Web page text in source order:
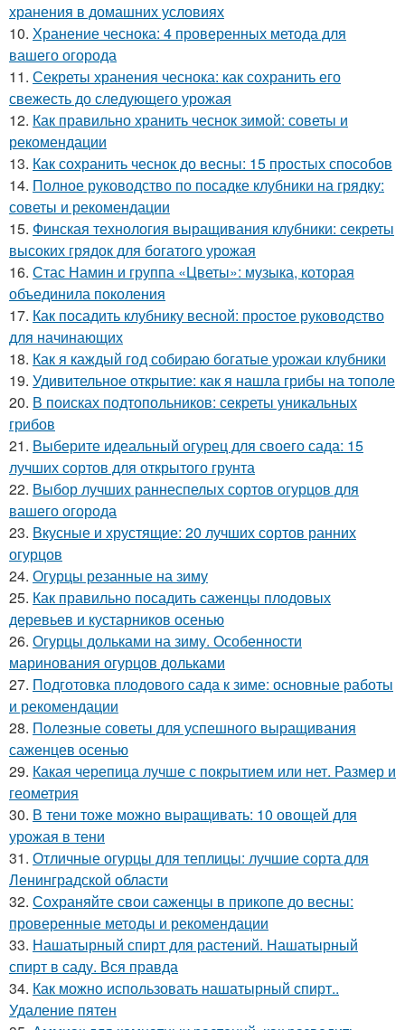
хранения в домашних условиях
10. Хранение чеснока: 4 проверенных метода для
вашего огорода
11. Секреты хранения чеснока: как сохранить его
свежесть до следующего урожая
12. Как правильно хранить чеснок зимой: советы и
рекомендации
13. Как сохранить чеснок до весны: 15 простых способов
14. Полное руководство по посадке клубники на грядку:
советы и рекомендации
15. Финская технология выращивания клубники: секреты
высоких грядок для богатого урожая
16. Стас Намин и группа «Цветы»: музыка, которая
объединила поколения
17. Как посадить клубнику весной: простое руководство
для начинающих
18. Как я каждый год собираю богатые урожаи клубники
19. Удивительное открытие: как я нашла грибы на тополе
20. В поисках подтопольников: секреты уникальных
грибов
21. Выберите идеальный огурец для своего сада: 15
лучших сортов для открытого грунта
22. Выбор лучших раннеспелых сортов огурцов для
вашего огорода
23. Вкусные и хрустящие: 20 лучших сортов ранних
огурцов
24. Огурцы резанные на зиму
25. Как правильно посадить саженцы плодовых
деревьев и кустарников осенью
26. Огурцы дольками на зиму. Особенности
маринования огурцов дольками
27. Подготовка плодового сада к зиме: основные работы
и рекомендации
28. Полезные советы для успешного выращивания
саженцев осенью
29. Какая черепица лучше с покрытием или нет. Размер и
геометрия
30. В тени тоже можно выращивать: 10 овощей для
урожая в тени
31. Отличные огурцы для теплицы: лучшие сорта для
Ленинградской области
32. Сохраняйте свои саженцы в прикопе до весны:
проверенные методы и рекомендации
33. Нашатырный спирт для растений. Нашатырный
спирт в саду. Вся правда
34. Как можно использовать нашатырный спирт..
Удаление пятен